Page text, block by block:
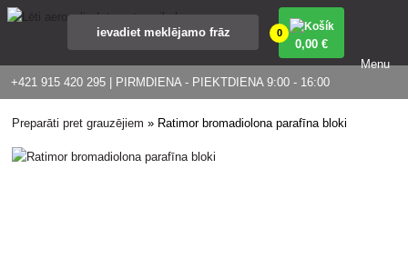
+421 915 420 295 | PIRMDIENA - PIEKTDIENA 9:00 - 16:00
0
0,00 €
Menu
Preparāti pret grauzējiem » Ratimor bromadiolona parafīna bloki